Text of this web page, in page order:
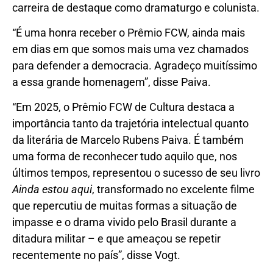
carreira de destaque como dramaturgo e colunista.
“É uma honra receber o Prêmio FCW, ainda mais
em dias em que somos mais uma vez chamados
para defender a democracia. Agradeço muitíssimo
a essa grande homenagem”, disse Paiva.
“Em 2025, o Prêmio FCW de Cultura destaca a
importância tanto da trajetória intelectual quanto
da literária de Marcelo Rubens Paiva. É também
uma forma de reconhecer tudo aquilo que, nos
últimos tempos, representou o sucesso de seu livro
Ainda estou aqui, transformado no excelente filme
que repercutiu de muitas formas a situação de
impasse e o drama vivido pelo Brasil durante a
ditadura militar – e que ameaçou se repetir
recentemente no país”, disse Vogt.